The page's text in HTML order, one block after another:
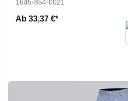
1645-854-0021
Ab 33,37 €*